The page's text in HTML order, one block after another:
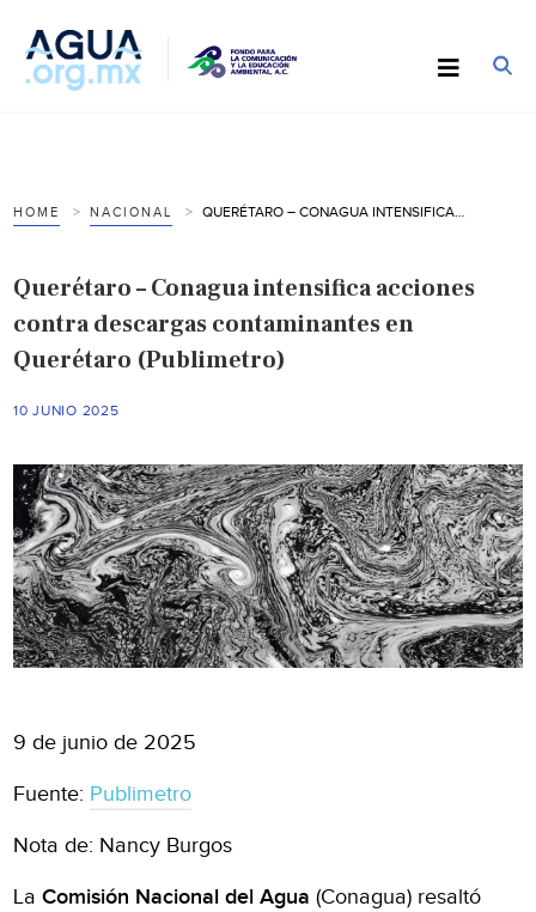
HOME NACIONAL
Querétaro – Conagua intensifica acciones
contra descargas contaminantes en
Querétaro (Publimetro)
10 JUNIO 2025
9 de junio de 2025
Fuente: Publimetro
Nota de: Nancy Burgos
La Comisión Nacional del Agua (Conagua) resaltó